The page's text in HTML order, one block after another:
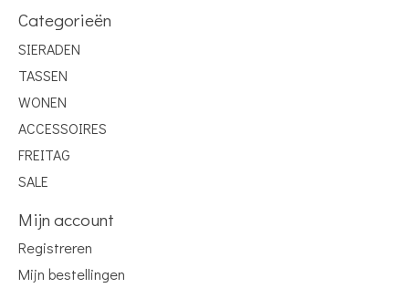
Categorieën
SIERADEN
TASSEN
WONEN
ACCESSOIRES
FREITAG
SALE
Mijn account
Registreren
Mijn bestellingen